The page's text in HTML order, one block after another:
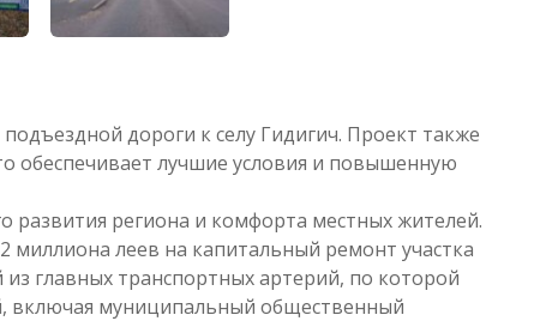
дороги к селу Гидигич. Проект также
обеспечивает лучшие условия и повышенную
развития региона и комфорта местных жителей.
леев на капитальный ремонт участка
главных транспортных артерий, по которой
включая муниципальный общественный